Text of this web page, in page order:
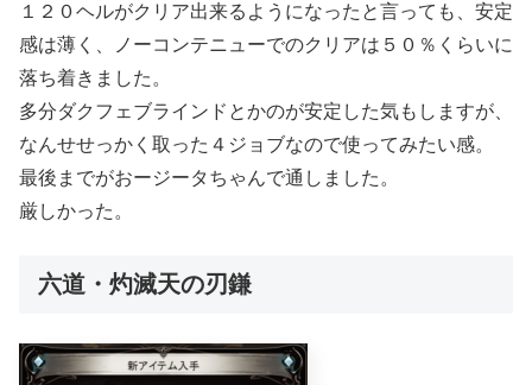
１２０ヘルがクリア出来るようになったと言っても、安定
感は薄く、ノーコンテニューでのクリアは５０％くらいに
落ち着きました。
多分ダクフェブラインドとかのが安定した気もしますが、
なんせせっかく取った４ジョブなので使ってみたい感。
最後までがおージータちゃんで通しました。
厳しかった。
六道・灼滅天の刃鎌